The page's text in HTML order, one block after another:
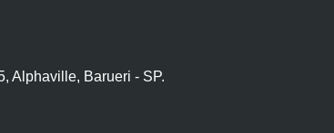
Alphaville, Barueri - SP.